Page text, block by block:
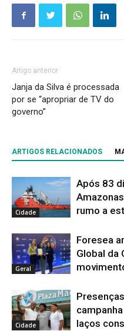
Artigo anterior
Janja da Silva é processada
por se “apropriar de TV do
governo”
ARTIGOS RELACIONADOS
Cidade
Após 83
rumo a
Geral
Foresea
Global da
Cidade
laços